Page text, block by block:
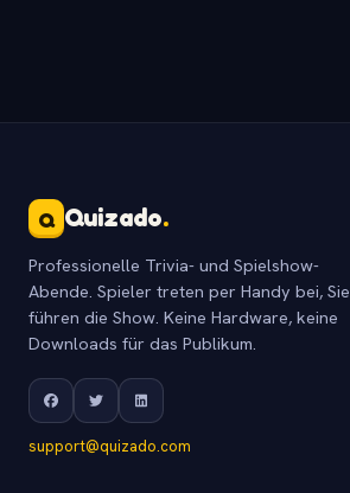
Q Quizado.
Professionelle Trivia- und Spielshow-
Abende. Spieler treten per Handy bei, Sie
führen die Show. Keine Hardware, keine
Downloads für das Publikum.
support@quizado.com